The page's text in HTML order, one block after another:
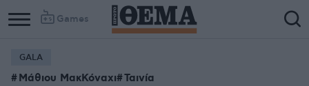
Games
GALA
Μάθιου ΜακΚόναχι Ταινία